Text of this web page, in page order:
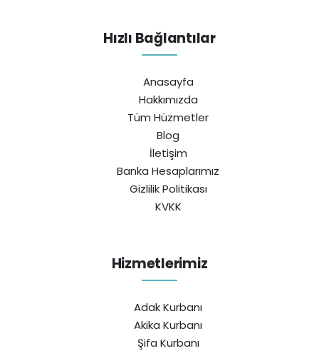
Hızlı Bağlantılar
Anasayfa
Hakkımızda
Tüm Hüzmetler
Blog
İletişim
Banka Hesaplarımız
Gizlilik Politikası
KVKK
Hizmetlerimiz
Adak Kurbanı
Akika Kurbanı
Şifa Kurbanı